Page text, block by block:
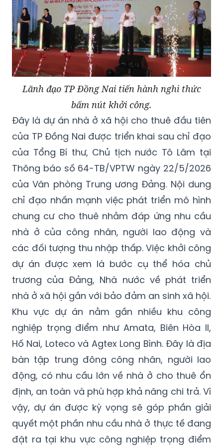
Lãnh đạo TP Đồng Nai tiến hành nghi thức
bấm nút khởi công.
Đây là dự án nhà ở xã hội cho thuê đầu tiên
của TP Đồng Nai được triển khai sau chỉ đạo
của Tổng Bí thư, Chủ tịch nước Tô Lâm tại
Thông báo số 64-TB/VPTW ngày 22/5/2026
của Văn phòng Trung ương Đảng. Nội dung
chỉ đạo nhấn mạnh việc phát triển mô hình
chung cư cho thuê nhằm đáp ứng nhu cầu
nhà ở của công nhân, người lao động và
các đối tượng thu nhập thấp. Việc khởi công
dự án được xem là bước cụ thể hóa chủ
trương của Đảng, Nhà nước về phát triển
nhà ở xã hội gắn với bảo đảm an sinh xã hội.
Khu vực dự án nằm gần nhiều khu công
nghiệp trọng điểm như Amata, Biên Hòa II,
Hố Nai, Loteco và Agtex Long Bình. Đây là địa
bàn tập trung đông công nhân, người lao
động, có nhu cầu lớn về nhà ở cho thuê ổn
định, an toàn và phù hợp khả năng chi trả. Vì
vậy, dự án được kỳ vọng sẽ góp phần giải
quyết một phần nhu cầu nhà ở thực tế đang
đặt ra tại khu vực công nghiệp trọng điểm